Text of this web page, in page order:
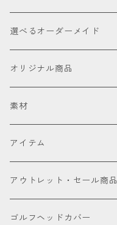
選べるオーダーメイド
お試し
オリジナル商品
セット販売品
ドライバー
フェアウェイウッド
ユーティリティー
素材
皮革（本革・合成）
国内製高級本革
海外製高級本革
国産織物
金華山（ジャガードパイル）
アイテム
ゴルフヘッドカバー
ドライバー
ゴルフクラブ
アウトレット・セール商品
アウトレット商品
ゴルフヘッドカバー